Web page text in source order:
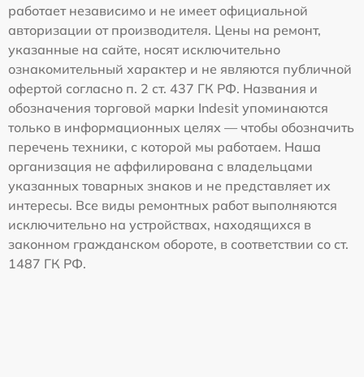
работает независимо и не имеет официальной
авторизации от производителя. Цены на ремонт,
указанные на сайте, носят исключительно
ознакомительный характер и не являются публичной
офертой согласно п. 2 ст. 437 ГК РФ. Названия и
обозначения торговой марки Indesit упоминаются
только в информационных целях — чтобы обозначить
перечень техники, с которой мы работаем. Наша
организация не аффилирована с владельцами
указанных товарных знаков и не представляет их
интересы. Все виды ремонтных работ выполняются
исключительно на устройствах, находящихся в
законном гражданском обороте, в соответствии со ст.
1487 ГК РФ.